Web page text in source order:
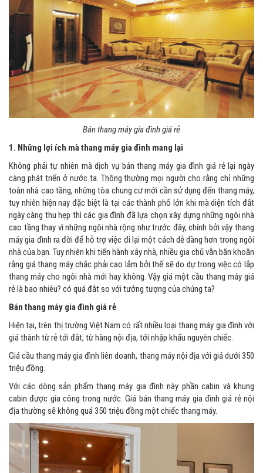
Bán thang máy gia đình giá rẻ
1. Những lợi ích mà thang máy gia đình mang lại
Không phải tự nhiên mà dịch vụ bán thang máy gia đình giá rẻ lại ngày
càng phát triển ở nước ta. Thông thường mọi người cho rằng chỉ những
toàn nhà cao tầng, những tòa chung cư mới cần sử dụng đến thang máy,
tuy nhiên hiện nay đặc biệt là tại các thành phố lớn khi mà diện tích đất
ngày càng thu hẹp thì các gia đình đã lựa chọn xây dựng những ngôi nhà
cao tầng thay vì những ngôi nhà rộng như trước đây, chính bởi vậy thang
máy gia đình ra đời để hỗ trợ việc đi lại một cách dễ dàng hơn trong ngôi
nhà của bạn. Tuy nhiên khi tiến hành xây nhà, nhiều gia chủ vẫn băn khoăn
rằng giá thang máy chắc phải cao lắm bởi thế sẽ do dự trong việc có lắp
thang máy cho ngôi nhà mới hay không. Vậy giá một cầu thang máy giá
rẻ là bao nhiêu? có quá đắt so với tưởng tượng của chúng ta?
Bán thang máy gia đình giá rẻ
Hiện tại, trên thị trường Việt Nam có rất nhiều loại thang máy gia đình với
giá thành từ rẻ tới đắt, từ hàng nội địa, tới nhập khẩu nguyên chiếc.
Giá cầu thang máy gia đình liên doanh, thang máy nội địa với giá dưới 350
triệu đồng.
Với các dòng sản phẩm thang máy gia đình này phần cabin và khung
cabin được gia công trong nước. Giá bán thang máy gia đình giá rẻ nội
địa thường sẽ không quá 350 triệu đồng một chiếc thang máy.